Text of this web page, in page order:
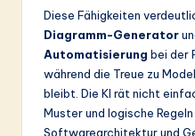
Diese Fähigkeiten
Diagramm-Generator
Automatisierung bei der
während die Treue zu
bleibt. Die KI rät nicht
Muster und logische
Softwarearchitektur und